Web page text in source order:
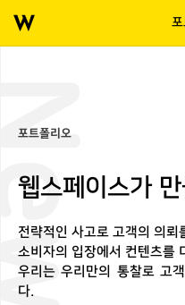
포트폴리오
웹스페이스가
전략적인 사고로 고객의 의뢰
소비자의 입장에서 컨텐츠를
우리는 우리만의 통찰로 고
다.